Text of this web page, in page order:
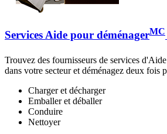
Services Aide pour déménagerMC
Trouvez des fournisseurs de services
dans votre secteur et déménagez deux fois
Charger et décharger
Emballer et déballer
Conduire
Nettoyer